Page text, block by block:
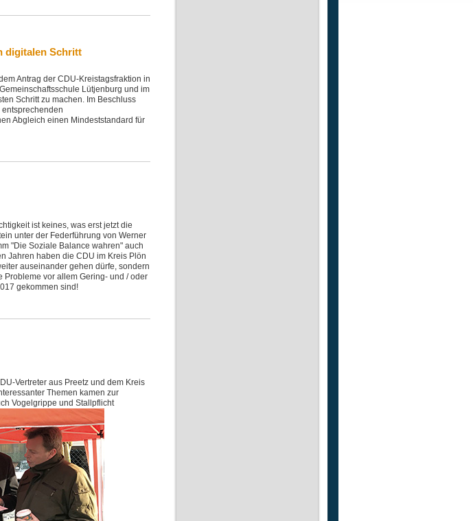
digitalen Schritt
Antrag der CDU-Kreistagsfraktion in
Lütjenburg und im
Schritt zu machen. Im Beschluss
Abgleich einen Mindeststandard für
ist keines, was erst jetzt die
unter der Federführung von Werner
"Die Soziale Balance wahren" auch
Jahren haben die CDU im Kreis Plön
auseinander gehen dürfe, sondern
Probleme vor allem Gering- und / oder
gekommen sind!
Vertreter aus Preetz und dem Kreis
Themen kamen zur
Vogelgrippe und Stallpflicht